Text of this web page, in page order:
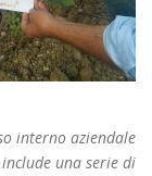
interno aziendale
include una serie di